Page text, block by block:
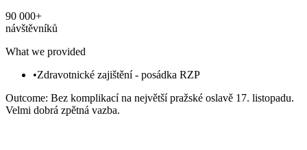
90 000+
návštěvníků
What we provided
•Zdravotnické zajištění - posádka RZP
Outcome: Bez komplikací na největší pražské oslavě 17. listopadu.
Velmi dobrá zpětná vazba.